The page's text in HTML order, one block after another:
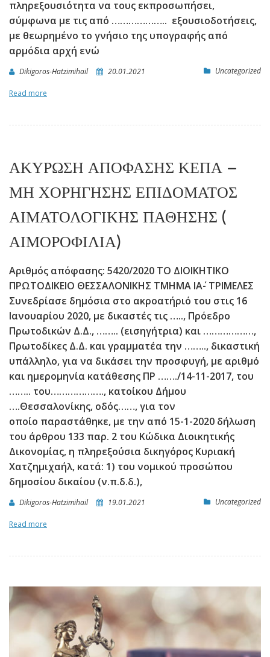
πληρεξουσιότητα να τους εκπροσωπήσει,
σύμφωνα με τις από ……………….. εξουσιοδοτήσεις,
με θεωρημένο το γνήσιο της υπογραφής από
αρμόδια αρχή ενώ
Dikigoros-Hatzimihail 20.01.2021 Uncategorized
Read more
ΑΚΥΡΩΣΗ ΑΠΟΦΑΣΗΣ ΚΕΠΑ –
ΜΗ ΧΟΡΗΓΗΣΗΣ ΕΠΙΔΟΜΑΤΟΣ
ΑΙΜΑΤΟΛΟΓΙΚΗΣ ΠΑΘΗΣΗΣ (
ΑΙΜΟΡΟΦΙΛΙΑ)
Αριθμός απόφασης: 5420/2020 ΤΟ ΔΙΟΙΚΗΤΙΚΟ
ΠΡΩΤΟΔΙΚΕΙΟ ΘΕΣΣΑΛΟΝΙΚΗΣ ΤΜΗΜΑ ΙΑ΄- ΤΡΙΜΕΛΕΣ
Συνεδρίασε δημόσια στο ακροατήριό του στις 16
Ιανουαρίου 2020, με δικαστές τις ….., Πρόεδρο
Πρωτοδικών Δ.Δ., …….. (εισηγήτρια) και ………………,
Πρωτοδίκες Δ.Δ. και γραμματέα την …….., δικαστική
υπάλληλο, για να δικάσει την προσφυγή, με αριθμό
και ημερομηνία κατάθεσης ΠΡ ……./14-11-2017, του
…….. του………………., κατοίκου Δήμου
….Θεσσαλονίκης, οδός……, για τον
οποίο παραστάθηκε, με την από 15-1-2020 δήλωση
του άρθρου 133 παρ. 2 του Κώδικα Διοικητικής
Δικονομίας, η πληρεξούσια δικηγόρος Κυριακή
Χατζημιχαήλ, κατά: 1) του νομικού προσώπου
δημοσίου δικαίου (ν.π.δ.δ.),
Dikigoros-Hatzimihail 19.01.2021 Uncategorized
Read more